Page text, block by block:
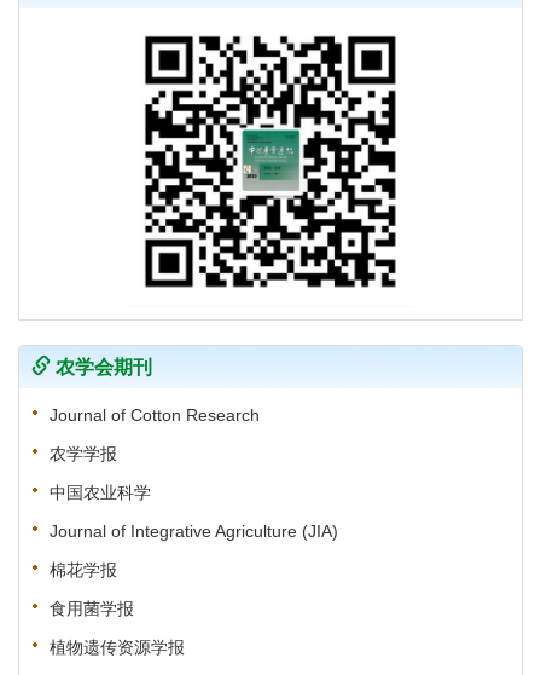
农学会期刊
Journal of Cotton Research
农学学报
中国农业科学
Journal of Integrative Agriculture (JIA)
棉花学报
食用菌学报
植物遗传资源学报